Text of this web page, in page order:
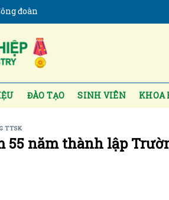
đoàn
ĐÀO TẠO SINH VIÊN KHOA
TTSK
55 năm thành lập